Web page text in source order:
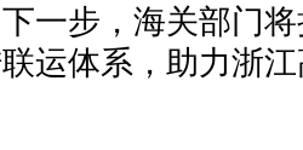
一步，海关部门
运体系，助力浙